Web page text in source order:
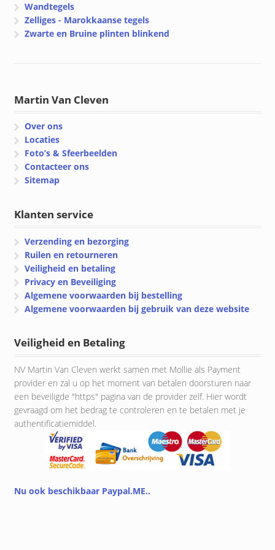
Wandtegels
Zelliges - Marokkaanse tegels
Zwarte en Bruine plinten blinkend
Martin Van Cleven
Over ons
Locaties
Foto’s & Sfeerbeelden
Contacteer ons
Sitemap
Klanten service
Verzending en bezorging
Ruilen en retourneren
Veiligheid en betaling
Privacy en Beveiliging
Algemene voorwaarden bij bestelling
Algemene voorwaarden bij gebruik van deze website
Veiligheid en Betaling
NV Martin Van Cleven werkt samen met Mollie als Payment
provider en zal u op het moment van betalen doorsturen naar
een beveiligde "https" pagina van de provider zelf. Hier wordt
gevraagd om het bedrag te controleren en te betalen met je
authentificatiemiddel.
Nu ook beschikbaar Paypal.ME..